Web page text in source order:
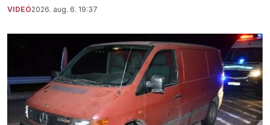
VIDEÓ2026. aug. 6. 19:37